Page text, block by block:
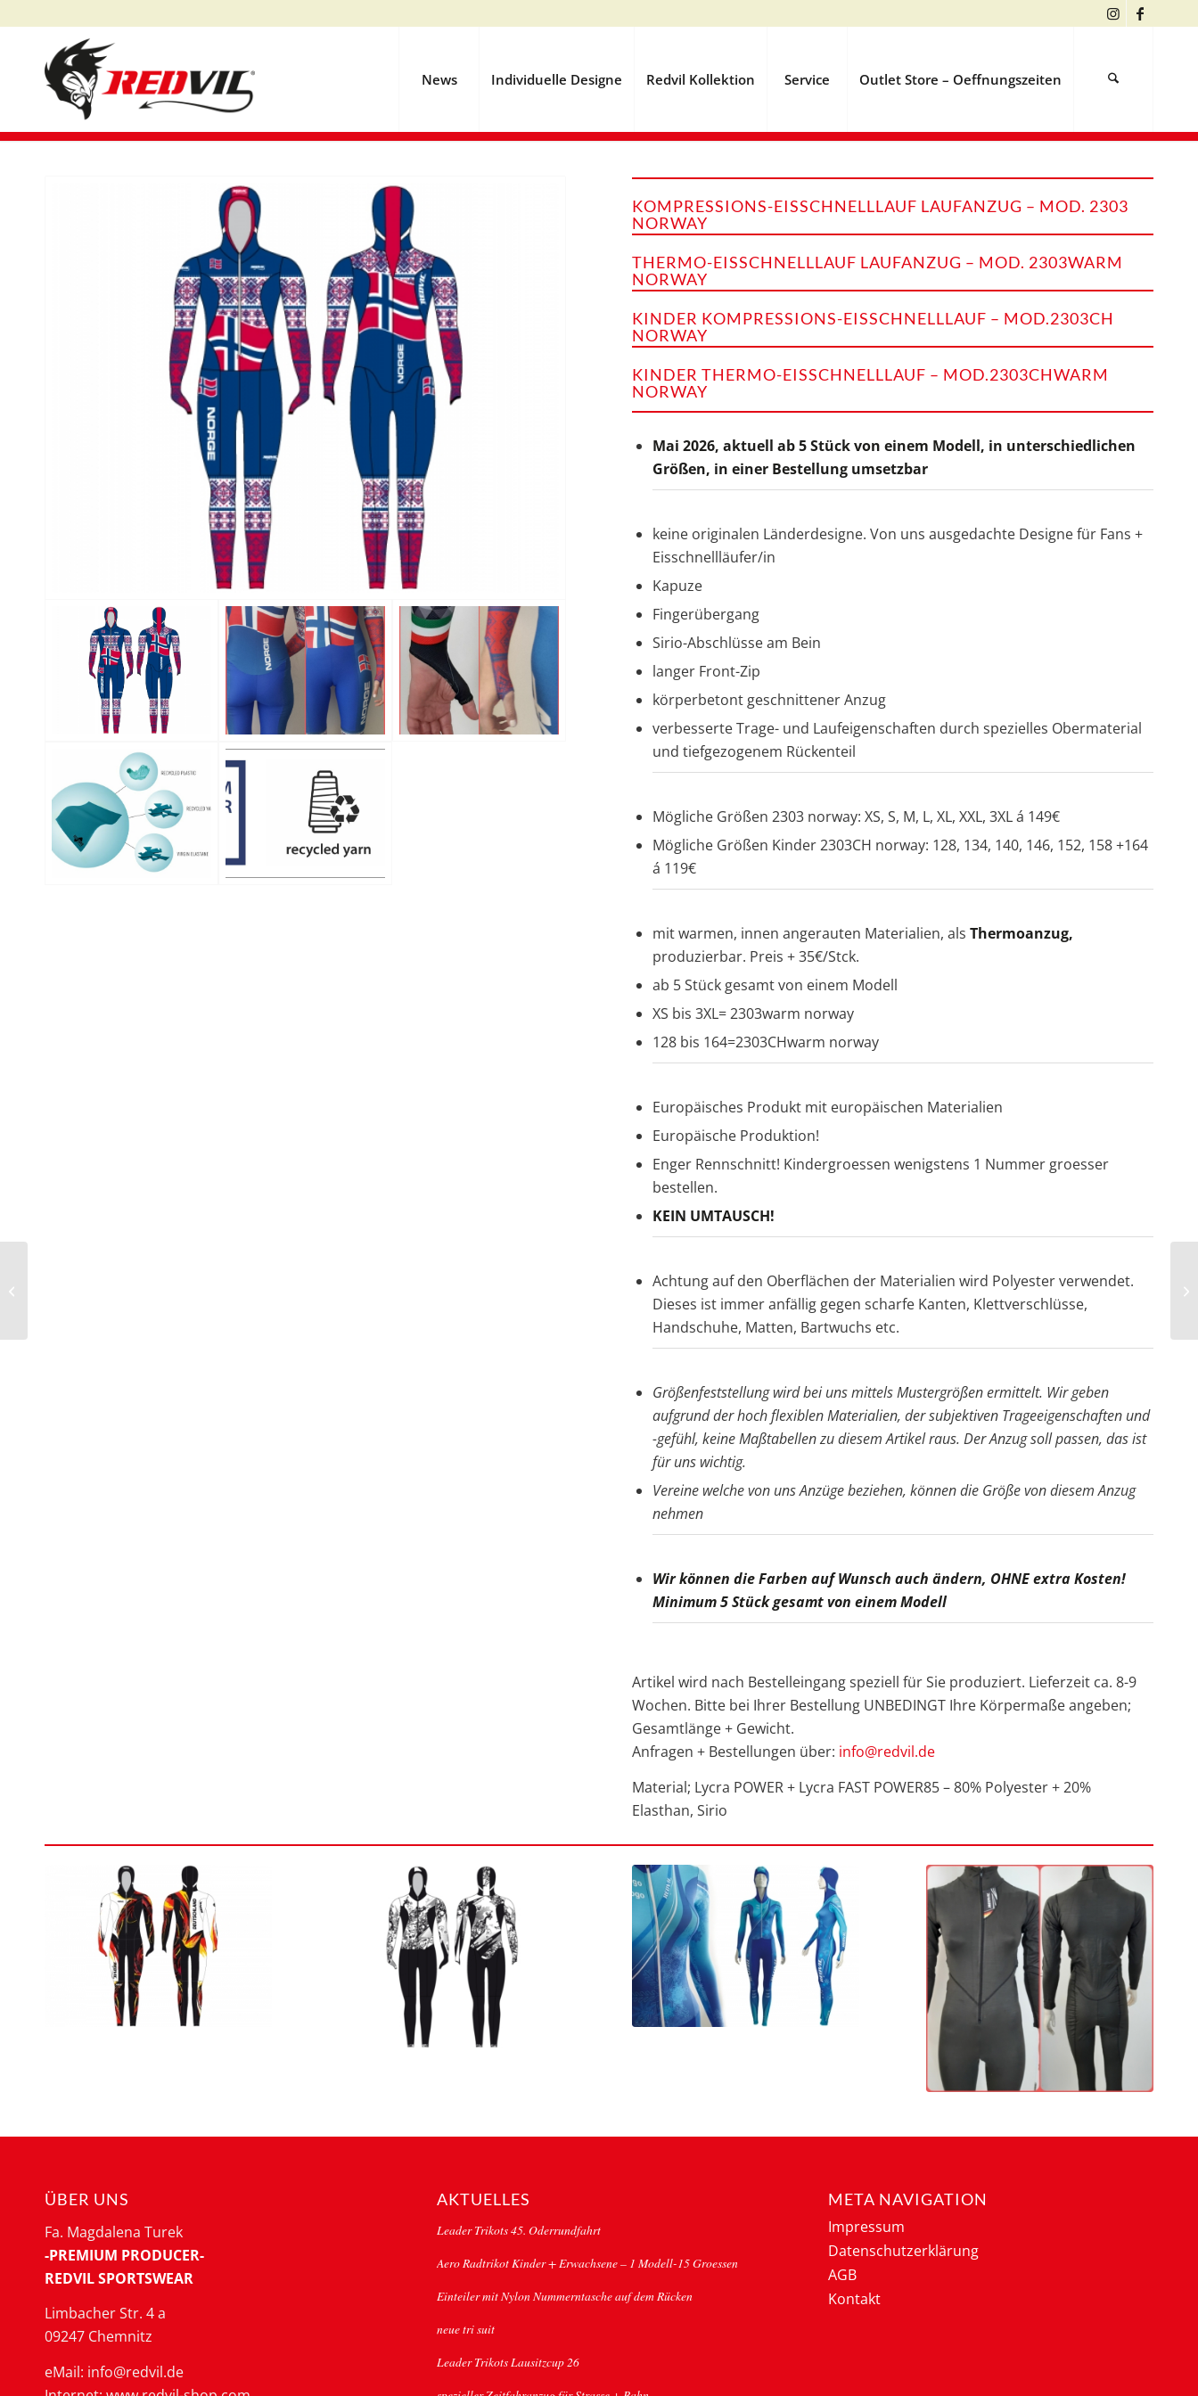
News Individuelle Designe Redvil Kollektion Service Outlet Store – Oeffnungszeiten
KOMPRESSIONS-EISSCHNELLLAUF LAUFANZUG – MOD. 2303
NORWAY
THERMO-EISSCHNELLLAUF LAUFANZUG – MOD. 2303WARM
NORWAY
KINDER KOMPRESSIONS-EISSCHNELLLAUF – MOD.2303CH
NORWAY
KINDER THERMO-EISSCHNELLLAUF – MOD.2303CHWARM
NORWAY
Mai 2026, aktuell ab 5 Stück von einem Modell, in unterschiedlichen
Größen, in einer Bestellung umsetzbar
keine originalen Länderdesigne. Von uns ausgedachte Designe für Fans +
Eisschnellläufer/in
Kapuze
Fingerübergang
Sirio-Abschlüsse am Bein
langer Front-Zip
körperbetont geschnittener Anzug
verbesserte Trage- und Laufeigenschaften durch spezielles Obermaterial
und tiefgezogenem Rückenteil
Mögliche Größen 2303 norway: XS, S, M, L, XL, XXL, 3XL á 149€
Mögliche Größen Kinder 2303CH norway: 128, 134, 140, 146, 152, 158 +164
á 119€
mit warmen, innen angerauten Materialien, alsThermoanzug,
produzierbar. Preis + 35€/Stck.
ab 5 Stück gesamt von einem Modell
XS bis 3XL= 2303warm norway
128 bis 164=2303CHwarm norway
Europäisches Produkt mit europäischen Materialien
Europäische Produktion!
Enger Rennschnitt! Kindergroessen wenigstens 1 Nummer groesser
bestellen.
KEIN UMTAUSCH!
Achtung auf den Oberflächen der Materialien wird Polyester verwendet.
Dieses ist immer anfällig gegen scharfe Kanten, Klettverschlüsse,
Handschuhe, Matten, Bartwuchs etc.
Größenfeststellung wird bei uns mittels Mustergrößen ermittelt. Wir geben
aufgrund der hoch flexiblen Materialien, der subjektiven Trageeigenschaften und
-gefühl, keine Maßtabellen zu diesem Artikel raus. Der Anzug soll passen, das ist
für uns wichtig.
Vereine welche von uns Anzüge beziehen, können die Größe von diesem Anzug
nehmen
Wir können die Farben auf Wunsch auch ändern, OHNE extra Kosten!
Minimum 5 Stück gesamt von einem Modell
Artikel wird nach Bestelleingang speziell für Sie produziert. Lieferzeit ca. 8-9
Wochen. Bitte bei Ihrer Bestellung UNBEDINGT Ihre Körpermaße angeben;
Gesamtlänge + Gewicht.
Anfragen + Bestellungen über: info@redvil.de
Material; Lycra POWER + Lycra FAST POWER85 – 80% Polyester + 20%
Elasthan, Sirio
ÜBER UNS
Fa. Magdalena Turek
-PREMIUM PRODUCER-
REDVIL SPORTSWEAR
Limbacher Str. 4 a
09247 Chemnitz
eMail: info@redvil.de
AKTUELLES
Leader Trikots 45. Oderrundfahrt
Aero Radtrikot Kinder + Erwachsene – 1 Modell-15 Groessen
Einteiler mit Nylon Nummerntasche auf dem Rücken
neue tri suit
Leader Trikots Lausitzcup 26
META NAVIGATION
Impressum
Datenschutzerklärung
AGB
Kontakt